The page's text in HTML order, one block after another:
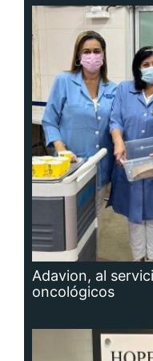
Adavion, al
oncológicos